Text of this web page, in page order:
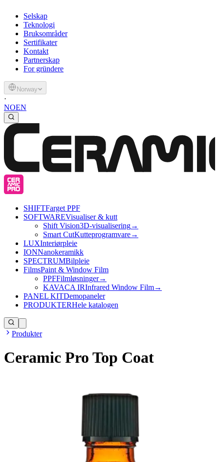
Selskap
Teknologi
Bruksområder
Sertifikater
Kontakt
Partnerskap
For gründere
Norway
·
NOEN
SHIFTFarget PPF
SOFTWAREVisualiser & kutt
Shift Vision3D-visualisering→
Smart CutKutteprogramvare→
LUXInteriørpleie
IONNanokeramikk
SPECTRUMBilpleie
FilmsPaint & Window Film
PPFFilmløsninger→
KAVACA IRInfrared Window Film→
PANEL KITDemopaneler
PRODUKTERHele katalogen
Produkter
Ceramic Pro Top Coat